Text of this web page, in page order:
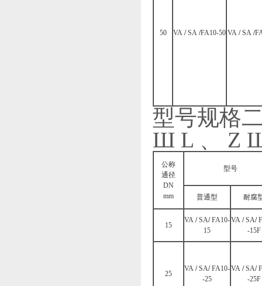
50 VA /SA /FA10-50 VA /SA /
型号规格
Ш L 、 Z
公称
通径
DN
mm
型号
普通型 耐腐
15
VA /SA/FA10-
15
VA /SA/
-15F
25
VA /SA/FA10-
-25
VA /SA/
-25F